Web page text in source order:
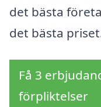
det bästa
det bästa
Få 3
förpliktelser